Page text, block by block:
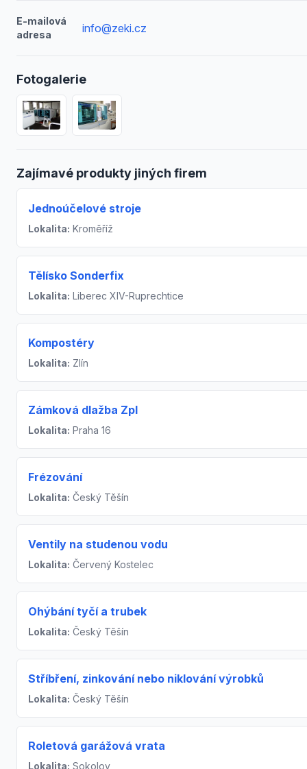
E-mailová
adresa
info@zeki.cz
Fotogalerie
Zajímavé produkty jiných firem
Jednoúčelové stroje
Lokalita: Kroměříž
Tělísko Sonderfix
Lokalita: Liberec XIV-Ruprechtice
Kompostéry
Lokalita: Zlín
Zámková dlažba Zpl
Lokalita: Praha 16
Frézování
Lokalita: Český Těšín
Ventily na studenou vodu
Lokalita: Červený Kostelec
Ohýbání tyčí a trubek
Lokalita: Český Těšín
Stříbření, zinkování nebo niklování výrobků
Lokalita: Český Těšín
Roletová garážová vrata
Lokalita: Sokolov